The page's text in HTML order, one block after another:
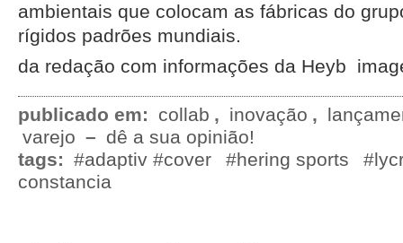
ambientais que colocam as fábricas do
rígidos padrões mundiais.
da redação com informações da Heyb
publicado em: collab , inovação ,
varejo – dê a sua opinião!
tags: #adaptiv #cover #hering sports
constancia